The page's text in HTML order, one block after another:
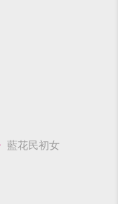
藍花民初女